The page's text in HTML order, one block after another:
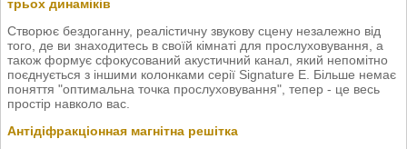
трьох динаміків
Створює бездоганну, реалістичну звукову сцену незалежно від
того, де ви знаходитесь в своїй кімнаті для прослуховування, а
також формує сфокусований акустичний канал, який непомітно
поєднується з іншими колонками серії Signature E. Більше немає
поняття "оптимальна точка прослуховування", тепер - це весь
простір навколо вас.
Антідіфракціонная магнітна решітка